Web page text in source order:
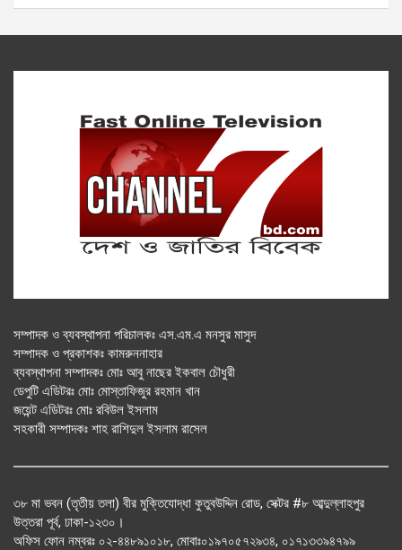
সম্পাদক ও ব্যবস্থাপনা পরিচালকঃ এস.এম.এ মনসুর মাসুদ
সম্পাদক ও প্রকাশকঃ কামরুননাহার
ব্যবস্থাপনা সম্পাদকঃ মোঃ আবু নাছের ইকবাল চৌধুরী
ডেপুটি এডিটরঃ মোঃ মোস্তাফিজুর রহমান খান
জয়েন্ট এডিটরঃ মোঃ রবিউল ইসলাম
সহকারী সম্পাদকঃ শাহ রাশিদুল ইসলাম রাসেল
৩৮ মা ভবন (তৃতীয় তলা) বীর মুক্তিযোদ্ধা কুতুবউদ্দিন রোড, সেক্টর #৮ আব্দুল্লাহপুর
উত্তরা পূর্ব, ঢাকা-১২৩০।
অফিস ফোন নম্বরঃ ০২-৪৪৮৯১০১৮, মোবাঃ০১৯৭০৫৭২৯৩৪, ০১৭১৩৩৯৪৭৯৯